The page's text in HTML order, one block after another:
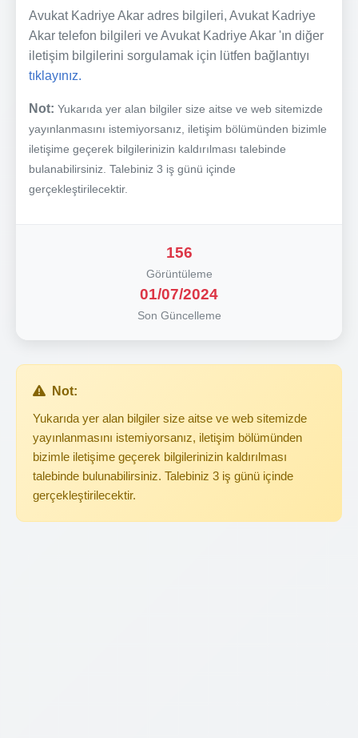
Avukat Kadriye Akar adres bilgileri, Avukat Kadriye
Akar telefon bilgileri ve Avukat Kadriye Akar 'ın diğer
iletişim bilgilerini sorgulamak için lütfen bağlantıyı
tıklayınız.
Not: Yukarıda yer alan bilgiler size aitse ve web sitemizde
yayınlanmasını istemiyorsanız, iletişim bölümünden bizimle
iletişime geçerek bilgilerinizin kaldırılması talebinde
bulanabilirsiniz. Talebiniz 3 iş günü içinde
gerçekleştirilecektir.
156
Görüntüleme
01/07/2024
Son Güncelleme
Not:
Yukarıda yer alan bilgiler size aitse ve web sitemizde
yayınlanmasını istemiyorsanız, iletişim bölümünden
bizimle iletişime geçerek bilgilerinizin kaldırılması
talebinde bulunabilirsiniz. Talebiniz 3 iş günü içinde
gerçekleştirilecektir.